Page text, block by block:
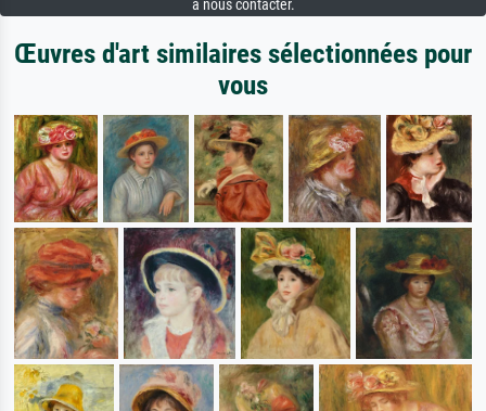
à nous contacter.
Œuvres d'art similaires sélectionnées pour
vous